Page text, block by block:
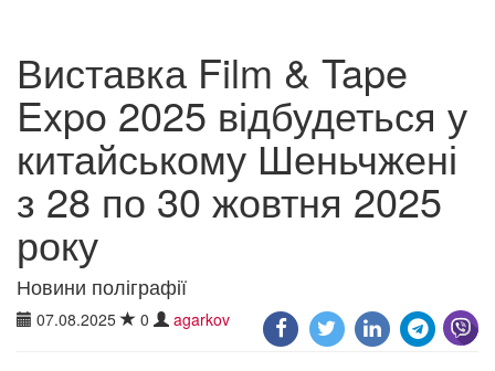
Виставка Film & Tape
Expo 2025 відбудеться у
китайському Шеньчжені
з 28 по 30 жовтня 2025
року
Новини поліграфії
07.08.2025 0 agarkov